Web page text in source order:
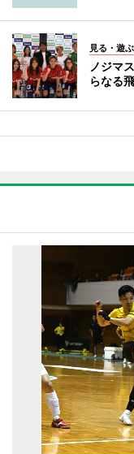
見る・遊ぶ
ノジマ
らなる